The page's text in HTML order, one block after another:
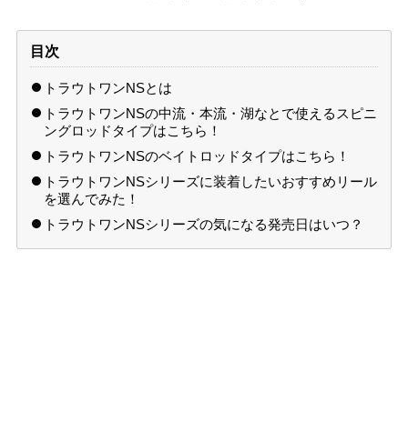
目次
トラウトワンNSとは
トラウトワンNSの中流・本流・湖なとで使えるスピニ
ングロッドタイプはこちら！
トラウトワンNSのベイトロッドタイプはこちら！
トラウトワンNSシリーズに装着したいおすすめリール
を選んでみた！
トラウトワンNSシリーズの気になる発売日はいつ？